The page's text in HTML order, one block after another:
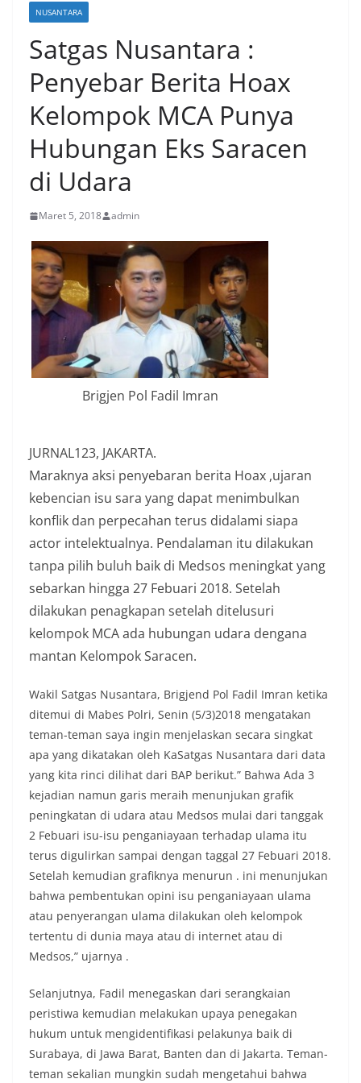
NUSANTARA
Satgas Nusantara :
Penyebar Berita Hoax
Kelompok MCA Punya
Hubungan Eks Saracen
di Udara
Maret 5, 2018 admin
Brigjen Pol Fadil Imran
JURNAL123, JAKARTA.
Maraknya aksi penyebaran berita Hoax ,ujaran
kebencian isu sara yang dapat menimbulkan
konflik dan perpecahan terus didalami siapa
actor intelektualnya. Pendalaman itu dilakukan
tanpa pilih buluh baik di Medsos meningkat yang
sebarkan hingga 27 Febuari 2018. Setelah
dilakukan penagkapan setelah ditelusuri
kelompok MCA ada hubungan udara dengana
mantan Kelompok Saracen.
Wakil Satgas Nusantara, Brigjend Pol Fadil Imran ketika
ditemui di Mabes Polri, Senin (5/3)2018 mengatakan
teman-teman saya ingin menjelaskan secara singkat
apa yang dikatakan oleh KaSatgas Nusantara dari data
yang kita rinci dilihat dari BAP berikut.” Bahwa Ada 3
kejadian namun garis meraih menunjukan grafik
peningkatan di udara atau Medsos mulai dari tanggak
2 Febuari isu-isu penganiayaan terhadap ulama itu
terus digulirkan sampai dengan taggal 27 Febuari 2018.
Setelah kemudian grafiknya menurun . ini menunjukan
bahwa pembentukan opini isu penganiayaan ulama
atau penyerangan ulama dilakukan oleh kelompok
tertentu di dunia maya atau di internet atau di
Medsos,” ujarnya .
Selanjutnya, Fadil menegaskan dari serangkaian
peristiwa kemudian melakukan upaya penegakan
hukum untuk mengidentifikasi pelakunya baik di
Surabaya, di Jawa Barat, Banten dan di Jakarta. Teman-
teman sekalian mungkin sudah mengetahui bahwa